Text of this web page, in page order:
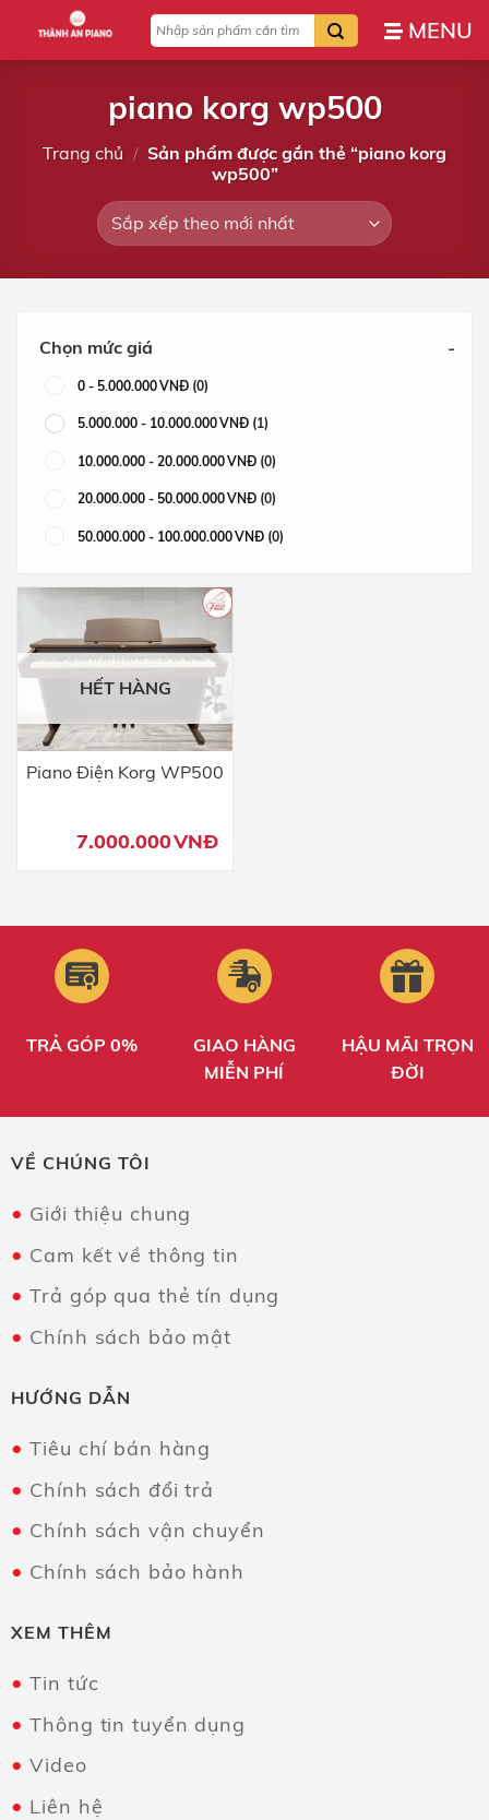
nội
Tìm
kiếm:
piano korg wp500
Trang chủ / Sản phẩm được gắn thẻ “piano korg
wp500”
Chọn mức giá -
0 - 5.000.000VNĐ (0)
5.000.000 - 10.000.000VNĐ (1)
10.000.000 - 20.000.000VNĐ (0)
20.000.000 - 50.000.000VNĐ (0)
50.000.000 - 100.000.000VNĐ (0)
HẾT HÀNG
Piano Điện Korg WP500
7.000.000VNĐ
TRẢ GÓP 0%
GIAO HÀNG
MIỄN PHÍ
HẬU MÃI TRỌN
ĐỜI
VỀ CHÚNG TÔI
Giới thiệu chung
Cam kết về thông tin
Trả góp qua thẻ tín dụng
Chính sách bảo mật
HƯỚNG DẪN
Tiêu chí bán hàng
Chính sách đổi trả
Chính sách vận chuyển
Chính sách bảo hành
XEM THÊM
Tin tức
Thông tin tuyển dụng
Video
Liên hệ